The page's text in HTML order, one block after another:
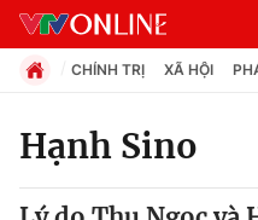
Chuyên mục
CHÍNH TRỊ XÃ HỘI
Hạnh Sino